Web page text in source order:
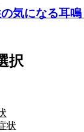
気になる耳
択
状